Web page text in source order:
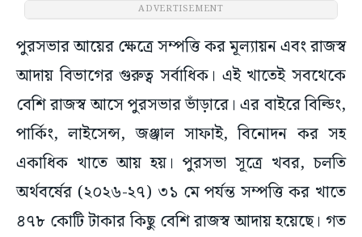
ADVERTISEMENT
পুরসভার আয়ের ক্ষেত্রে সম্পত্তি কর মূল্যায়ন এবং রাজস্ব
আদায় বিভাগের গুরুত্ব সর্বাধিক। এই খাতেই সবথেকে
বেশি রাজস্ব আসে পুরসভার ভাঁড়ারে। এর বাইরে বিল্ডিং,
পার্কিং, লাইসেন্স, জঞ্জাল সাফাই, বিনোদন কর সহ
একাধিক খাতে আয় হয়। পুরসভা সূত্রে খবর, চলতি
অর্থবর্ষের (২০২৬-২৭) ৩১ মে পর্যন্ত সম্পত্তি কর খাতে
৪৭৮ কোটি টাকার কিছু বেশি রাজস্ব আদায় হয়েছে। গত